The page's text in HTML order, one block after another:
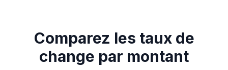
Comparez les taux de
change par montant